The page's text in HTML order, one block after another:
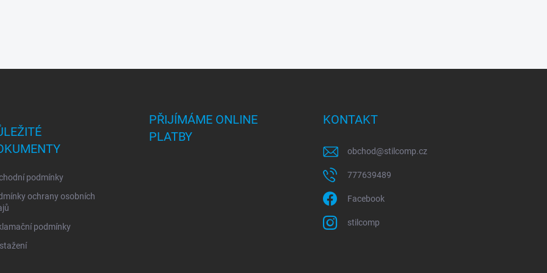
podmínky
ochrany osobních
podmínky
PŘIJÍMÁME ONLINE
PLATBY
KONTAKT
obchod@stilcomp.cz
777639489
Facebook
stilcomp